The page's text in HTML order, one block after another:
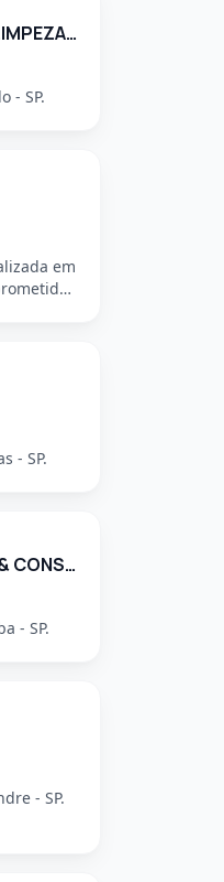
ANGEL DESCULPINIZACAO LIMPEZA E RESTAURACAO DE CAIXAS DAGUA E CONTROLE DE PRAGAS LTDA
- SP.
em
- SP.
BIOGUARD DEDETIZADORA & CONSULTORIA LTDA
- SP.
- SP.